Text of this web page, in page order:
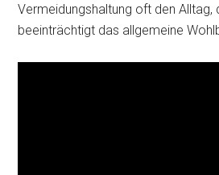
Vermeidungshaltung oft den Alltag,
beeinträchtigt das allgemeine